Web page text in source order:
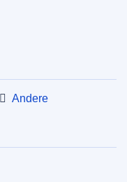
Andere